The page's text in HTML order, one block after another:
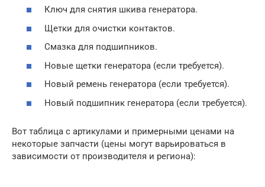
Ключ для снятия шкива генератора.
Щетки для очистки контактов.
Смазка для подшипников.
Новые щетки генератора (если требуется).
Новый ремень генератора (если требуется).
Новый подшипник генератора (если требуется).
Вот таблица с артикулами и примерными ценами на
некоторые запчасти (цены могут варьироваться в
зависимости от производителя и региона):